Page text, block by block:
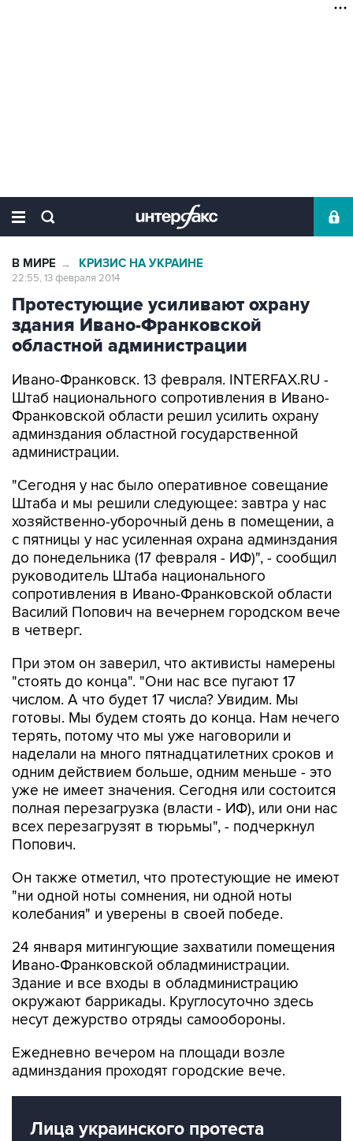
В МИРЕ → КРИЗИС НА УКРАИНЕ
22:55, 13 февраля 2014
Протестующие усиливают охрану
здания Ивано-Франковской
областной администрации
Ивано-Франковск. 13 февраля. INTERFAX.RU -
Штаб национального сопротивления в Ивано-
Франковской области решил усилить охрану
админздания областной государственной
администрации.
"Сегодня у нас было оперативное совещание
Штаба и мы решили следующее: завтра у нас
хозяйственно-уборочный день в помещении, а
с пятницы у нас усиленная охрана админздания
до понедельника (17 февраля - ИФ)", - сообщил
руководитель Штаба национального
сопротивления в Ивано-Франковской области
Василий Попович на вечернем городском вече
в четверг.
При этом он заверил, что активисты намерены
"стоять до конца". "Они нас все пугают 17
числом. А что будет 17 числа? Увидим. Мы
готовы. Мы будем стоять до конца. Нам нечего
терять, потому что мы уже наговорили и
наделали на много пятнадцатилетних сроков и
одним действием больше, одним меньше - это
уже не имеет значения. Сегодня или состоится
полная перезагрузка (власти - ИФ), или они нас
всех перезагрузят в тюрьмы", - подчеркнул
Попович.
Он также отметил, что протестующие не имеют
"ни одной ноты сомнения, ни одной ноты
колебания" и уверены в своей победе.
24 января митингующие захватили помещения
Ивано-Франковской обладминистрации.
Здание и все входы в обладминистрацию
окружают баррикады. Круглосуточно здесь
несут дежурство отряды самообороны.
Ежедневно вечером на площади возле
админздания проходят городские вече.
Лица украинского протеста